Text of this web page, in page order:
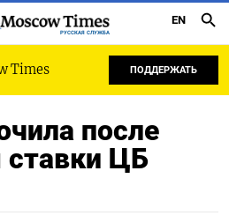
РУССКАЯ СЛУЖБА
EN
Times ПОДДЕРЖАТЬ
после
ЦБ